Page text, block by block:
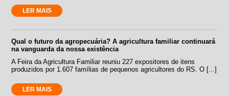
LER MAIS
Qual o futuro da agropecuária? A agricultura familiar continuará
na vanguarda da nossa existência
A Feira da Agricultura Familiar reuniu 227 expositores de itens
produzidos por 1.607 famílias de pequenos agricultores do RS. O [...]
LER MAIS